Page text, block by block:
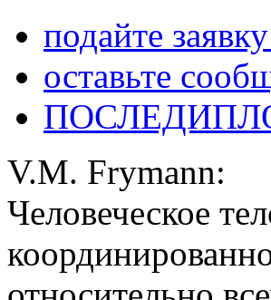
подайте
оставьте
V.M. Frymann:
Человеческое